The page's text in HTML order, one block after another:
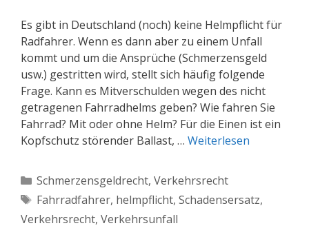
Es gibt in Deutschland (noch) keine Helmpflicht für
Radfahrer. Wenn es dann aber zu einem Unfall
kommt und um die Ansprüche (Schmerzensgeld
usw.) gestritten wird, stellt sich häufig folgende
Frage. Kann es Mitverschulden wegen des nicht
getragenen Fahrradhelms geben? Wie fahren Sie
Fahrrad? Mit oder ohne Helm? Für die Einen ist ein
Kopfschutz störender Ballast, … Weiterlesen
Kategorien
Schmerzensgeldrecht, Verkehrsrecht
Schlagwörter
Fahrradfahrer, helmpflicht, Schadensersatz,
Verkehrsrecht, Verkehrsunfall